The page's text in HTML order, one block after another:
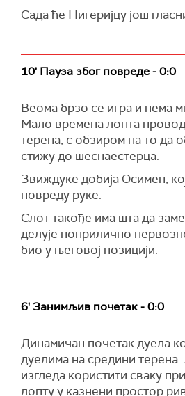
Сада ће Нигеријцу још
10' Пауза због повреде - 0:0
Веома брзо се игра и нема
Мало времена лопта
терена, с обзиром на то да
стижу до шеснаестерца.
Звиждуке добија Осимен,
повреду руке.
Слот такође има шта да
делује поприлично
био у његовој позицији.
6' Занимљив почетак - 0:0
Динамичан почетак дуела
дуелима на средини
изгледа користити сваку
лопту у казнени простор